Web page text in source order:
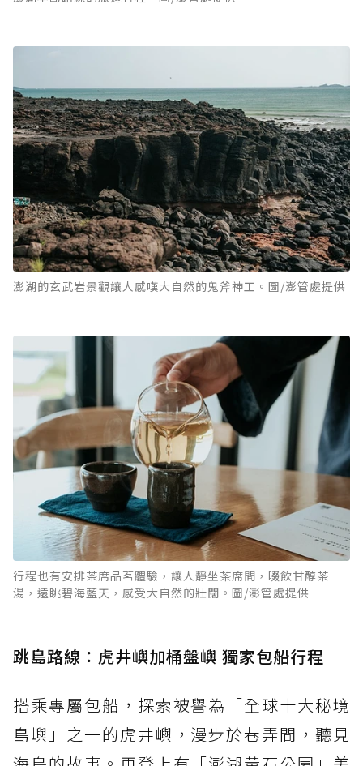
澎湖的玄武岩景觀讓人感嘆大自然的鬼斧神工。圖/澎管處提供
行程也有安排茶席品茗體驗，讓人靜坐茶席間，啜飲甘醇茶
湯，遠眺碧海藍天，感受大自然的壯闊。圖/澎管處提供
跳島路線：虎井嶼加桶盤嶼 獨家包船行程
搭乘專屬包船，探索被譽為「全球十大秘境
島嶼」之一的虎井嶼，漫步於巷弄間，聽見